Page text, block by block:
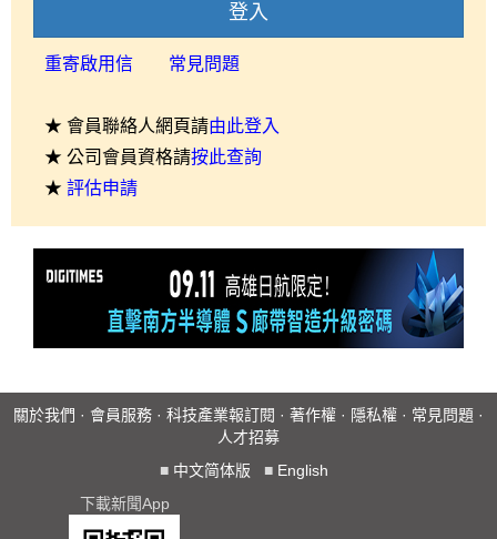
登入
重寄啟用信 常見問題
★ 會員聯絡人網頁請由此登入
★ 公司會員資格請按此查詢
★ 評估申請
關於我們 · 會員服務 · 科技產業報訂閱 · 著作權 · 隱私權 · 常見問題 ·
人才招募
■ 中文简体版 ■ English
下載新聞App